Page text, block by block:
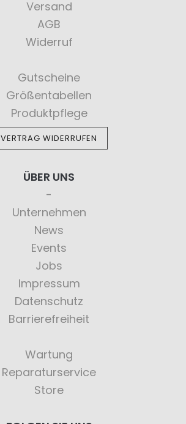
Versand
AGB
Widerruf
Gutscheine
Größentabellen
Produktpflege
VERTRAG WIDERRUFEN
ÜBER UNS
Unternehmen
News
Events
Jobs
Impressum
Datenschutz
Barrierefreiheit
Wartung
Reparaturservice
Store